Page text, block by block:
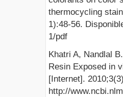
thermocycling
1):48-56.
1/pdf
Khatri A, Nandlal
Resin Exposed in
[Internet].
http://